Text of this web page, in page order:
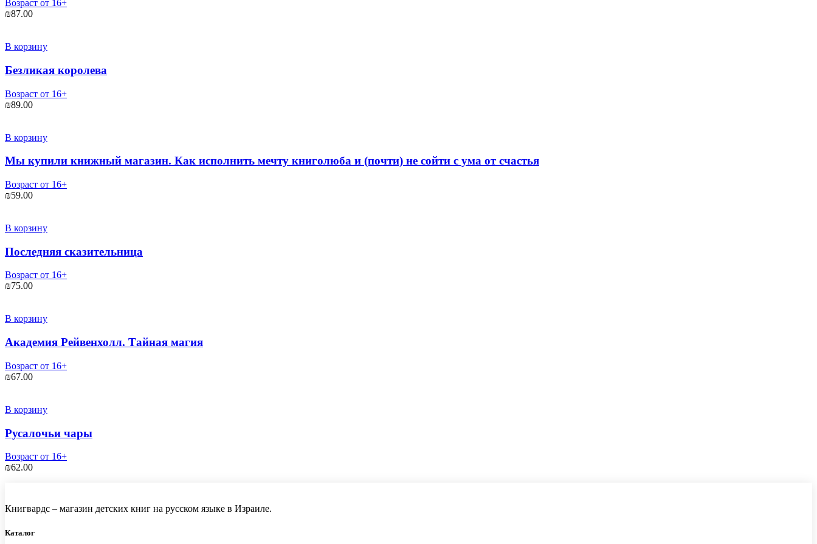
Возраст от 16+
₪87.00
В корзину
Безликая королева
Возраст от 16+
₪89.00
В корзину
Мы купили книжный магазин. Как исполнить мечту книголюба и (почти) не сойти с ума от счастья
Возраст от 16+
₪59.00
В корзину
Последняя сказительница
Возраст от 16+
₪75.00
В корзину
Академия Рейвенхолл. Тайная магия
Возраст от 16+
₪67.00
В корзину
Русалочьи чары
Возраст от 16+
₪62.00
Книгвардс – магазин детских книг на русском языке в Израиле.
Каталог